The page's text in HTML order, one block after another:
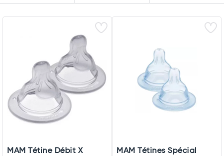
MAM Tétine Débit X
MAM Tétines Spécial